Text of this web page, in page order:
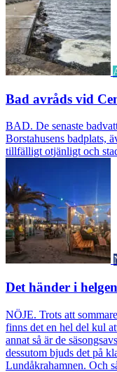
Bad avråds vid
BAD. De senaste
Borstahusens badplats,
tillfälligt otjänligt och
Det händer i helgen
NÖJE. Trots att
finns det en hel del kul
annat så är de
dessutom bjuds det på
Lundåkrahamnen. Och